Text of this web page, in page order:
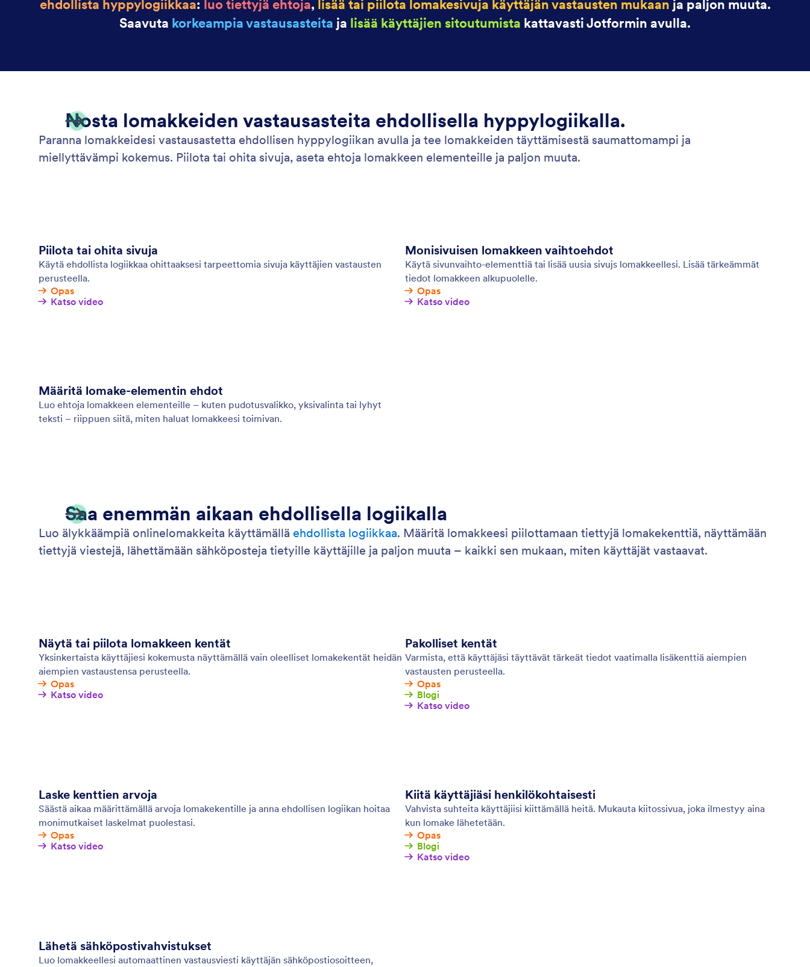
ehdollista hyppylogiikkaa: luo tiettyjä ehtoja, lisää tai piilota lomakesivuja käyttäjän vastausten mukaan ja paljon muuta.
Saavuta korkeampia vastausasteita ja lisää käyttäjien sitoutumista kattavasti Jotformin avulla.
Nosta lomakkeiden vastausasteita ehdollisella hyppylogiikalla.
Paranna lomakkeidesi vastausastetta ehdollisen hyppylogiikan avulla ja tee lomakkeiden täyttämisestä saumattomampi ja
miellyttävämpi kokemus. Piilota tai ohita sivuja, aseta ehtoja lomakkeen elementeille ja paljon muuta.
Piilota tai ohita sivuja
Käytä ehdollista logiikkaa ohittaaksesi tarpeettomia sivuja käyttäjien vastausten
perusteella.
Opas
Katso video
Monisivuisen lomakkeen vaihtoehdot
Käytä sivunvaihto-elementtiä tai lisää uusia sivujs lomakkeellesi. Lisää tärkeämmät
tiedot lomakkeen alkupuolelle.
Opas
Katso video
Määritä lomake-elementin ehdot
Luo ehtoja lomakkeen elementeille – kuten pudotusvalikko, yksivalinta tai lyhyt
teksti – riippuen siitä, miten haluat lomakkeesi toimivan.
Saa enemmän aikaan ehdollisella logiikalla
Luo älykkäämpiä onlinelomakkeita käyttämällä ehdollista logiikkaa. Määritä lomakkeesi piilottamaan tiettyjä lomakekenttiä, näyttämään
tiettyjä viestejä, lähettämään sähköposteja tietyille käyttäjille ja paljon muuta – kaikki sen mukaan, miten käyttäjät vastaavat.
Näytä tai piilota lomakkeen kentät
Yksinkertaista käyttäjiesi kokemusta näyttämällä vain oleelliset lomakekentät heidän
aiempien vastaustensa perusteella.
Opas
Katso video
Pakolliset kentät
Varmista, että käyttäjäsi täyttävät tärkeät tiedot vaatimalla lisäkenttiä aiempien
vastausten perusteella.
Opas
Blogi
Katso video
Laske kenttien arvoja
Säästä aikaa määrittämällä arvoja lomakekentille ja anna ehdollisen logiikan hoitaa
monimutkaiset laskelmat puolestasi.
Opas
Katso video
Kiitä käyttäjiäsi henkilökohtaisesti
Vahvista suhteita käyttäjiisi kiittämällä heitä. Mukauta kiitossivua, joka ilmestyy aina
kun lomake lähetetään.
Opas
Blogi
Katso video
Lähetä sähköpostivahvistukset
Luo lomakkeellesi automaattinen vastausviesti käyttäjän sähköpostiosoitteen,